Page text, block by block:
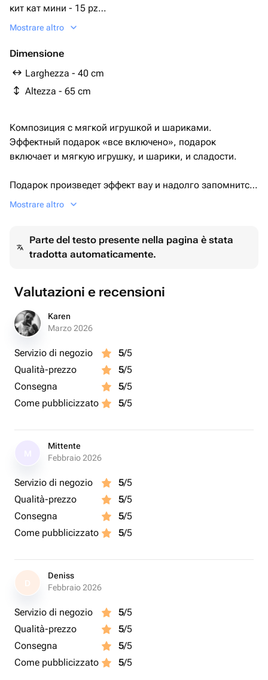
кит кат мини - 15 pz
шары сердце - 1 pz
Mostrare altro
Dimensione
Larghezza - 40 cm
Altezza - 65 cm
Композиция с мягкой игрушкой и шариками.
Эффектный подарок «все включено», подарок
включает и мягкую игрушку, и шарики, и сладости.
Подарок произведет эффект вау и надолго запомнится
Отличный вариант на день влюбленных, на день
Mostrare altro
Parte del testo presente nella pagina è stata
tradotta automaticamente.
Valutazioni e recensioni
Karen
Marzo 2026
Servizio di negozio 5/5
Qualità-prezzo
5/5
Consegna
5/5
Come pubblicizzato
5/5
Mittente
Febbraio 2026
Servizio di negozio 5/5
Qualità-prezzo
5/5
Consegna
5/5
Come pubblicizzato
5/5
D
Deniss
Febbraio 2026
Servizio di negozio 5/5
Qualità-prezzo
5/5
Consegna
5/5
Come pubblicizzato
5/5